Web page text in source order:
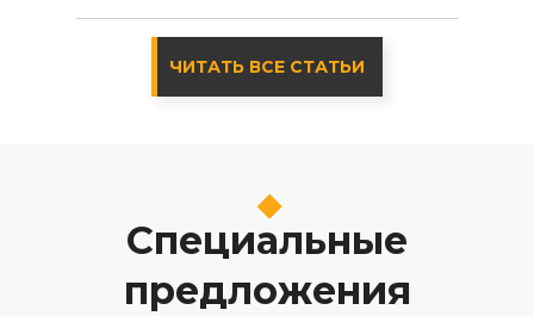
ЧИТАТЬ ВСЕ СТАТЬИ
Специальные
предложения